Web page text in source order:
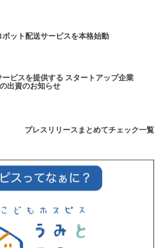
ット配送サービスを本格始動
ービスを提供する スタートアップ企業
出資のお知らせ
プレスリリースまとめてチェック一覧